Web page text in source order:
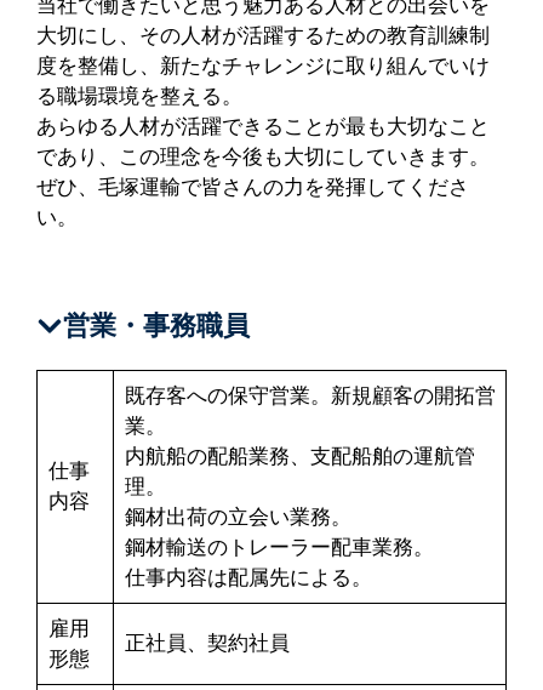
当社で働きたいと思う魅力ある人材との出会いを
大切にし、その人材が活躍するための教育訓練制
度を整備し、新たなチャレンジに取り組んでいけ
る職場環境を整える。
あらゆる人材が活躍できることが最も大切なこと
であり、この理念を今後も大切にしていきます。
ぜひ、毛塚運輸で皆さんの力を発揮してくださ
い。
営業・事務職員
仕事
内容
既存客への保守営業。新規顧客の開拓営
業。
内航船の配船業務、支配船舶の運航管
理。
鋼材出荷の立会い業務。
鋼材輸送のトレーラー配車業務。
仕事内容は配属先による。
雇用
形態
正社員、契約社員